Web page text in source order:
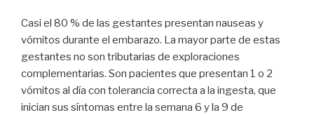
Casi el 80 % de las gestantes presentan nauseas y
vómitos durante el embarazo. La mayor parte de estas
gestantes no son tributarias de exploraciones
complementarias. Son pacientes que presentan 1 o 2
vómitos al día con tolerancia correcta a la ingesta, que
inician sus síntomas entre la semana 6 y la 9 de